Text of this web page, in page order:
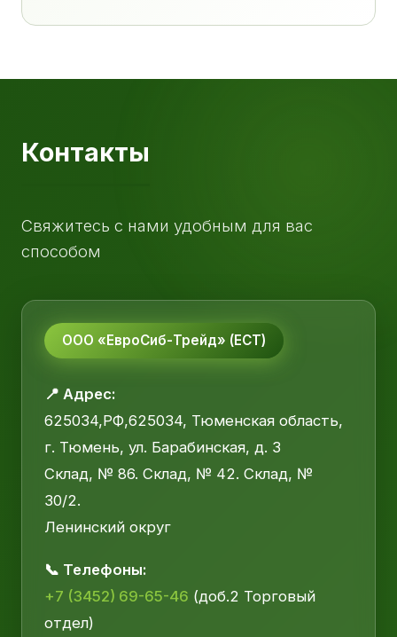
Контакты
Свяжитесь с нами удобным для вас
способом
ООО «ЕвроСиб-Трейд» (ЕСТ)
📍 Адрес:
625034,РФ,625034, Тюменская область,
г. Тюмень, ул. Барабинская, д. 3
Склад, № 86. Склад, № 42. Склад, №
30/2.
Ленинский округ
📞 Телефоны:
+7 (3452) 69-65-46 (доб.2 Торговый
отдел)